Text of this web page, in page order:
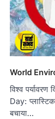
World
विश्व
Day:
बचाया…